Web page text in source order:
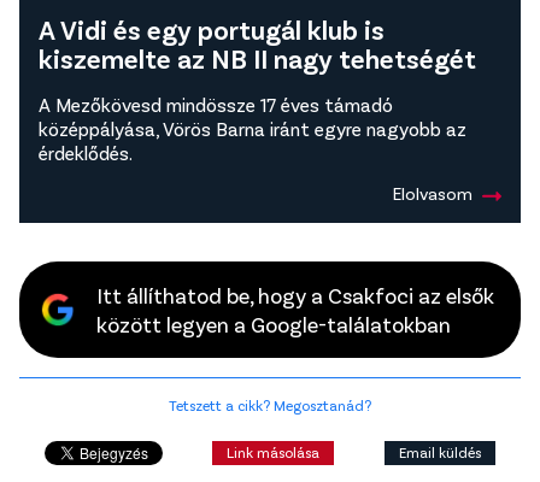
A Vidi és egy portugál klub is
kiszemelte az NB II nagy tehetségét
A Mezőkövesd mindössze 17 éves támadó
középpályása, Vörös Barna iránt egyre nagyobb az
érdeklődés.
Elolvasom
Itt állíthatod be, hogy a Csakfoci az elsők
között legyen a Google-találatokban
Tetszett a cikk? Megosztanád?
Link másolása Email küldés